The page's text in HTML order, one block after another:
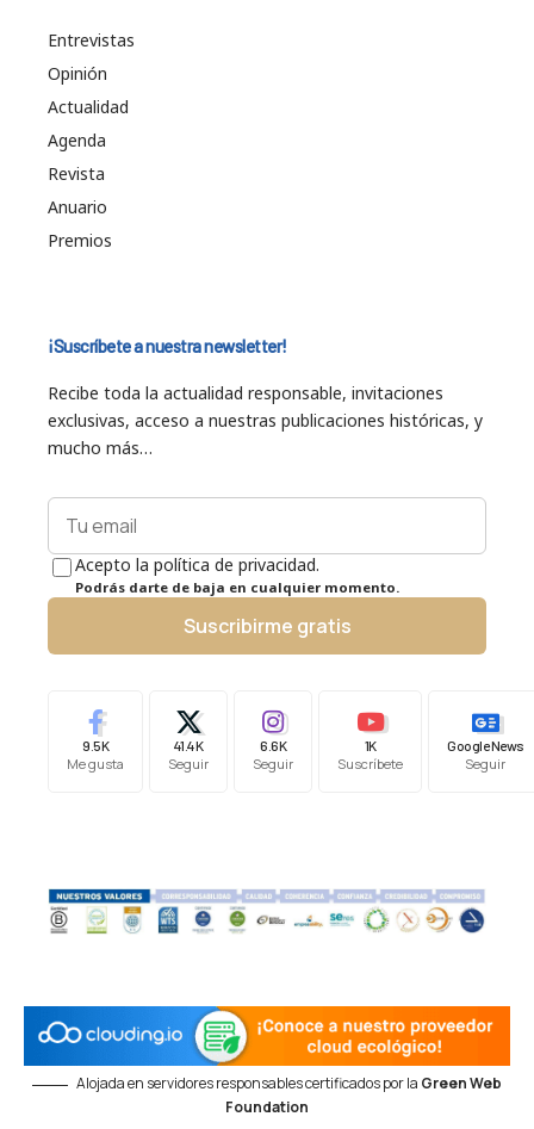
Entrevistas
Opinión
Actualidad
Agenda
Revista
Anuario
Premios
¡Suscríbete a nuestra newsletter!
Recibe toda la actualidad responsable, invitaciones
exclusivas, acceso a nuestras publicaciones históricas, y
mucho más…
Acepto la política de privacidad.
Podrás darte de baja en cualquier momento.
Suscribirme gratis
9.5K
Me gusta
41.4K
Seguir
6.6K
Seguir
1K
Suscríbete
Google News
Seguir
Alojada en servidores responsables certificados por la Green Web
Foundation